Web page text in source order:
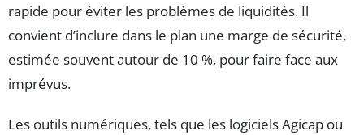
rapide pour éviter les problèmes de liquidités. Il
convient d’inclure dans le plan une marge de sécurité,
estimée souvent autour de 10 %, pour faire face aux
imprévus.
Les outils numériques, tels que les logiciels Agicap ou